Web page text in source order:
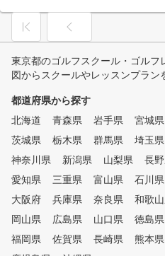
東京都のゴルフスクール・ゴル
図からスクールやレッスンプラン
都道府県から探す
北海道
青森県 岩手県 宮城県
茨城県
栃木県 群馬県 埼玉県
神奈川県
新潟県 山梨県 長
愛知県
三重県 富山県 石川県
大阪府
兵庫県 奈良県 和歌
岡山県
広島県 山口県 徳島県
福岡県
佐賀県 長崎県 熊本県